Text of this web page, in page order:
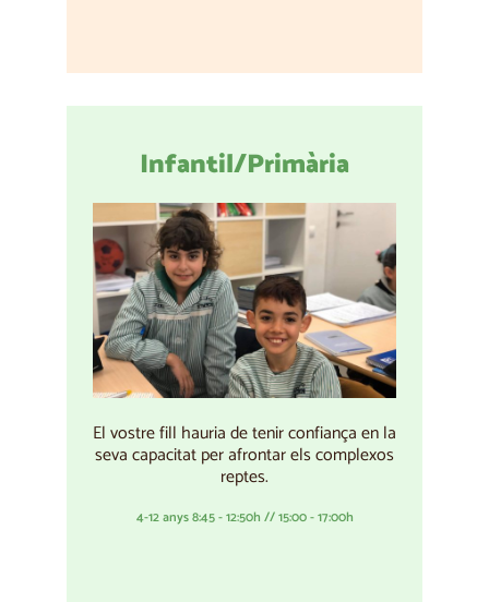
Infantil/Primària
El vostre fill hauria de tenir confiança en la
seva capacitat per afrontar els complexos
reptes.
4-12 anys 8:45 - 12:50h // 15:00 - 17:00h